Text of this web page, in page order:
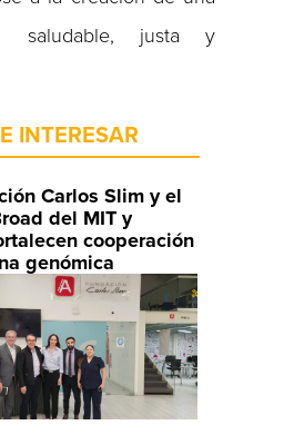
saludable, justa y
INTERESAR
Carlos Slim y el
del MIT y
cooperación
genómica